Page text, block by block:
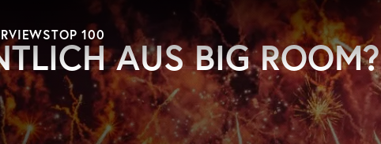
TOP 100
AUS BIG ROOM?